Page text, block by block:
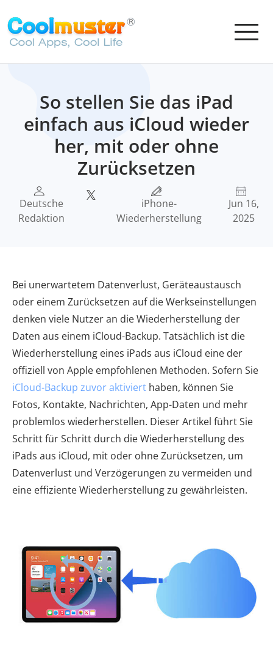
So stellen Sie das iPad
einfach aus iCloud wieder
her, mit oder ohne
Zurücksetzen
Deutsche
Redaktion
iPhone-
Wiederherstellung
Jun 16,
2025
Bei unerwartetem Datenverlust, Geräteaustausch
oder einem Zurücksetzen auf die Werkseinstellungen
denken viele Nutzer an die Wiederherstellung der
Daten aus einem iCloud-Backup. Tatsächlich ist die
Wiederherstellung eines iPads aus iCloud eine der
offiziell von Apple empfohlenen Methoden. Sofern Sie
iCloud-Backup zuvor aktiviert haben, können Sie
Fotos, Kontakte, Nachrichten, App-Daten und mehr
problemlos wiederherstellen. Dieser Artikel führt Sie
Schritt für Schritt durch die Wiederherstellung des
iPads aus iCloud, mit oder ohne Zurücksetzen, um
Datenverlust und Verzögerungen zu vermeiden und
eine effiziente Wiederherstellung zu gewährleisten.